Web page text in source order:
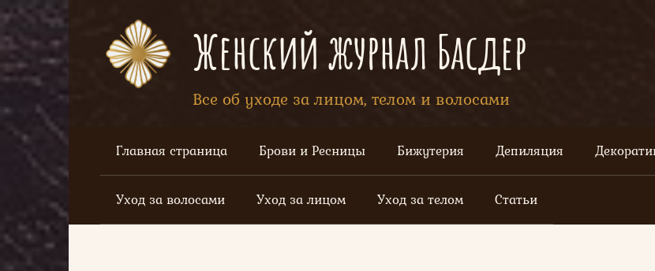
Перейти
к
контенту
Женский журнал Басдер
Все об уходе за лицом, телом и волосами
Главная страница Брови и Ресницы Бижутерия Депиляция
Уход за волосами Уход за лицом Уход за телом Статьи